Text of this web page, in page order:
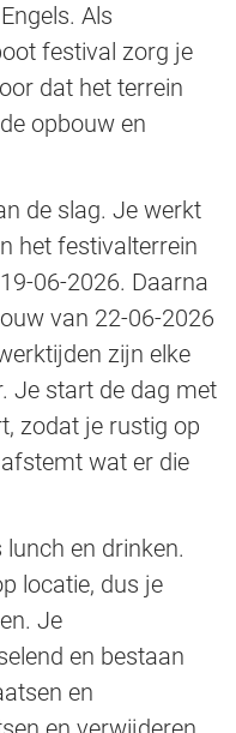
Als
festival zorg je
dat het terrein
opbouw en
de slag. Je werkt
het festivalterrein
06-2026. Daarna
van 22-06-2026
zijn elke
Je start de dag met
zodat je rustig op
wat er die
en drinken.
locatie, dus je
Je
en bestaan
en